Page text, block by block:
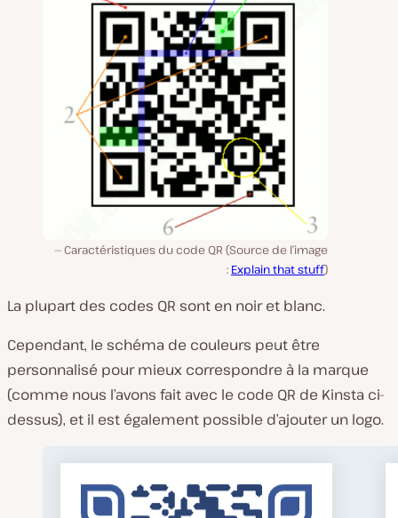
Caractéristiques du code QR (Source de l’image
: Explain that stuff)
La plupart des codes QR sont en noir et blanc.
Cependant, le schéma de couleurs peut être
personnalisé pour mieux correspondre à la marque
(comme nous l’avons fait avec le code QR de Kinsta ci-
dessus), et il est également possible d’ajouter un logo.